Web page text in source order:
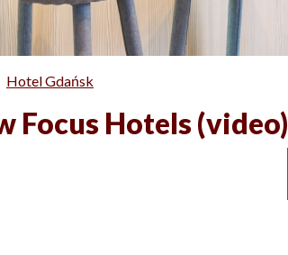
Hotel Gdańsk
Focus Hotels (video)